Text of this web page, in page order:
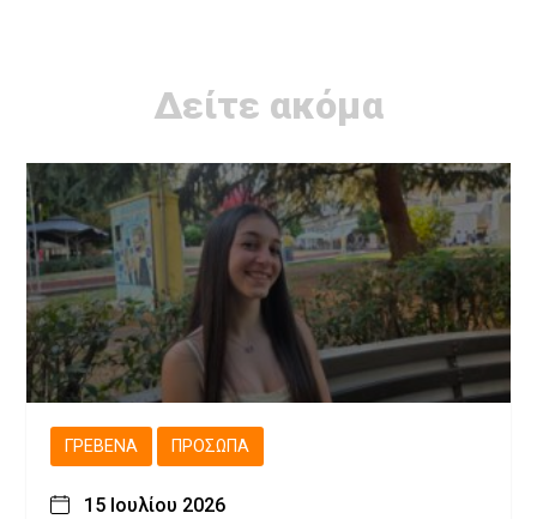
Δείτε ακόμα
ΓΡΕΒΕΝΆ ΠΡΌΣΩΠΑ
15 Ιουλίου 2026